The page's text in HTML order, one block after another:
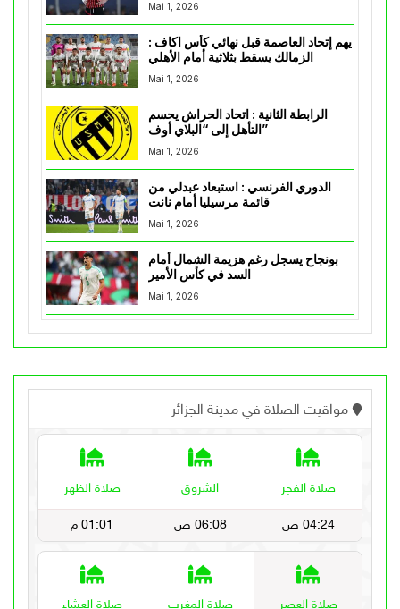
Mai 1, 2026
يهم إتحاد العاصمة قبل نهائي كأس اكاف :
Mai 1, 2026
الرابطة الثانية : اتحاد الحراش يحسم
التأهل إلى “البلاي أوف”
Mai 1, 2026
الدوري الفرنسي : استبعاد عبدلي من
قائمة مرسيليا أمام نانت
Mai 1, 2026
بونجاح يسجل رغم هزيمة الشمال أمام
السد في كأس الأمير
Mai 1, 2026